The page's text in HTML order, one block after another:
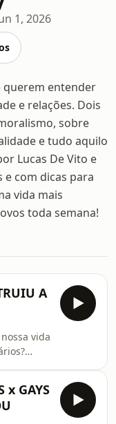
1, 2026
querem entender
e relações. Dois
sobre
e tudo aquilo
Lucas De Vito e
e com dicas para
vida mais
toda semana!
A
vida
da
era dos
x GAYS